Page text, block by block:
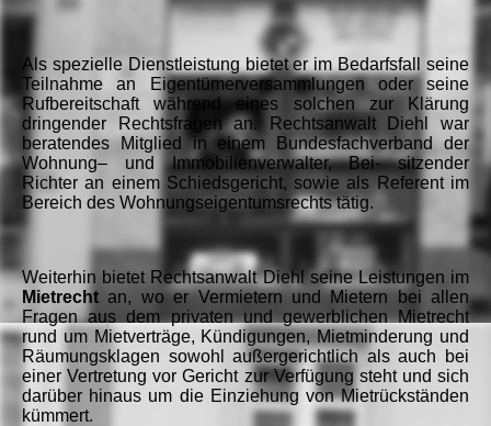
Als spezielle Dienstleistung bietet er im Bedarfsfall seine
Teilnahme an Eigentümerversammlungen oder seine
Rufbereitschaft während eines solchen zur Klärung
dringender Rechtsfragen an. Rechtsanwalt Diehl war
beratendes Mitglied in einem Bundesfachverband der
Wohnung– und Immobilienverwalter, Bei- sitzender
Richter an einem Schiedsgericht, sowie als Referent im
Bereich des Wohnungseigentumsrechts tätig.
Weiterhin bietet Rechtsanwalt Diehl seine Leistungen im
Mietrecht an, wo er Vermietern und Mietern bei allen
Fragen aus dem privaten und gewerblichen Mietrecht
rund um Mietverträge, Kündigungen, Mietminderung und
Räumungsklagen sowohl außergerichtlich als auch bei
einer Vertretung vor Gericht zur Verfügung steht und sich
darüber hinaus um die Einziehung von Mietrückständen
kümmert.